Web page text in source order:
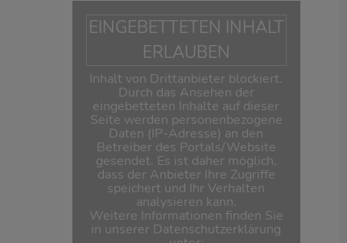
EINGEBETTETEN INHALT
ERLAUBEN
Inhalt von Drittanbieter blockiert.
Durch das Ansehen der
eingebetteten Inhalte auf dieser
Seite werden personenbezogene
Daten (IP-Adresse) an den
Betreiber des Portals/Website
gesendet. Es ist daher möglich,
dass der Anbieter Ihre Zugriffe
speichert und Ihr Verhalten
analysieren kann.
Weitere Informationen finden Sie
in unserer Datenschutzerklärung